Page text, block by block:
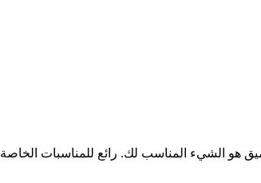
هو الشيء المناسب لك. رائع للمناسبات الخاصة